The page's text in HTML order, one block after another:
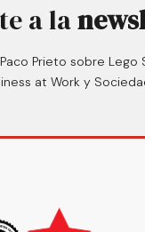
a la
Prieto sobre Lego
at Work y